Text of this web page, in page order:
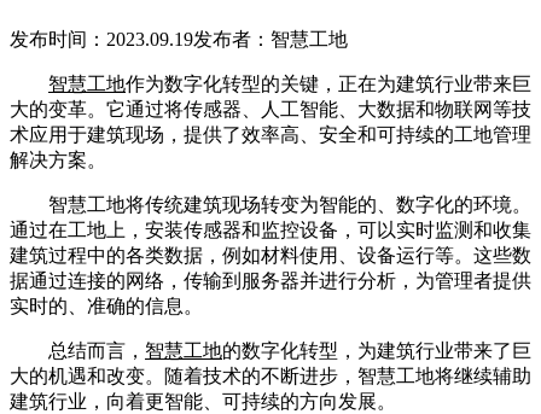
发布时间：2023.09.19发布者：智慧工地
智慧工地作为数字化转型的关键，正在为建筑行业带来巨
大的变革。它通过将传感器、人工智能、大数据和物联网等技
术应用于建筑现场，提供了效率高、安全和可持续的工地管理
解决方案。
智慧工地将传统建筑现场转变为智能的、数字化的环境。
通过在工地上，安装传感器和监控设备，可以实时监测和收集
建筑过程中的各类数据，例如材料使用、设备运行等。这些数
据通过连接的网络，传输到服务器并进行分析，为管理者提供
实时的、准确的信息。
总结而言， 智慧工地的数字化转型，为建筑行业带来了巨
大的机遇和改变。随着技术的不断进步，智慧工地将继续辅助
建筑行业，向着更智能、可持续的方向发展。